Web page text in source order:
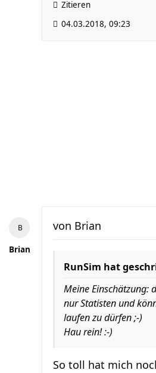
Zitieren
04.03.2018, 09:23
Brian
von Brian
RunSim hat
Meine Einschätzung:
nur Statisten und
laufen zu dürfen ;-)
Hau rein! :-)
So toll hat mich